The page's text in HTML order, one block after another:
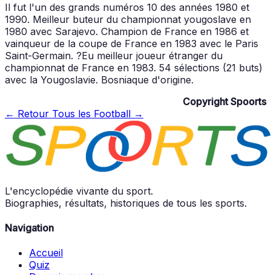
Il fut l'un des grands numéros 10 des années 1980 et
1990. Meilleur buteur du championnat yougoslave en
1980 avec Sarajevo. Champion de France en 1986 et
vainqueur de la coupe de France en 1983 avec le Paris
Saint-Germain. ?Eu meilleur joueur étranger du
championnat de France en 1983. 54 sélections (21 buts)
avec la Yougoslavie. Bosniaque d'origine.
Copyright Spoorts
← Retour Tous les Football →
L'encyclopédie vivante du sport.
Biographies, résultats, historiques de tous les sports.
Navigation
Accueil
Quiz